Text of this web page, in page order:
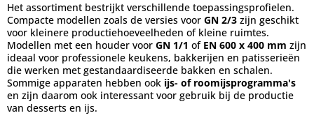
Het assortiment bestrijkt verschillende toepassingsprofielen.
Compacte modellen zoals de versies voor GN 2/3 zijn geschikt
voor kleinere productiehoeveelheden of kleine ruimtes.
Modellen met een houder voor GN 1/1 of EN 600 x 400 mm zijn
ideaal voor professionele keukens, bakkerijen en patisserieën
die werken met gestandaardiseerde bakken en schalen.
Sommige apparaten hebben ook ijs- of roomijsprogramma's
en zijn daarom ook interessant voor gebruik bij de productie
van desserts en ijs.